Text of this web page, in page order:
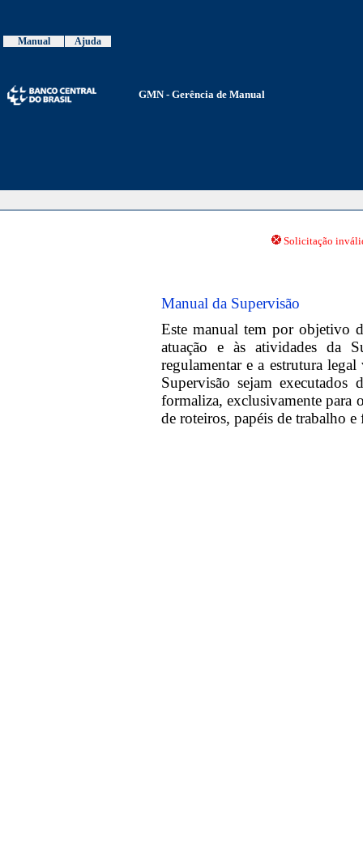
GMN - Gerência de Manual
Manual Ajuda
Solicitação
Manual da Supervisão
Este manual tem por objetivo
atuação e às atividades da
regulamentar e a estrutura
Supervisão sejam
formaliza, exclusivamente
de roteiros, papéis de trabalho e